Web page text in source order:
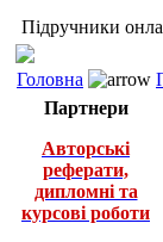
Підручники
Головна
Партнери
Авторські
реферати,
дипломні та
курсові роботи